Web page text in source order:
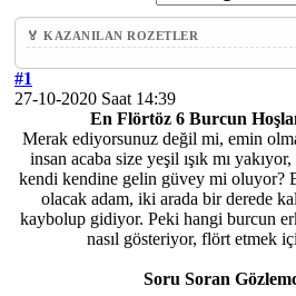
🏅 KAZANILAN ROZETLER
#1
27-10-2020 Saat 14:39
En Flörtöz 6 Burcun
Merak ediyorsunuz değil mi, emin
insan acaba size yeşil ışık mı
kendi kendine gelin güvey mi oluyor?
olacak adam, iki arada bir derede
kaybolup gidiyor. Peki hangi burcun
nasıl gösteriyor, flört etmek
Soru Soran